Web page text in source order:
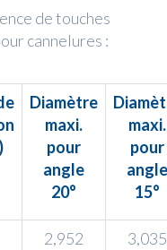
de touches
cannelures :
Diamètre
maxi.
pour
angle
20°
maxi.
pour
angle
15°
2,952 3,035